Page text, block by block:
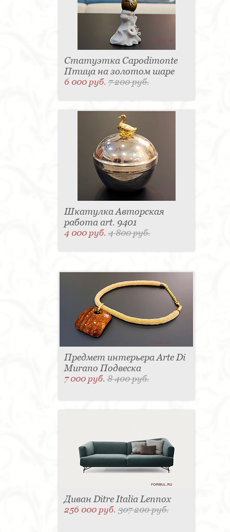
Статуэтка Capodimonte
Птица на золотом шаре
6 000 руб.7 200 руб.
Шкатулка Авторская
работа art. 9401
4 000 руб.4 800 руб.
Предмет интерьера Arte Di
Murano Подвеска
7 000 руб.8 400 руб.
Диван Ditre Italia Lennox
256 000 руб.307 200 руб.